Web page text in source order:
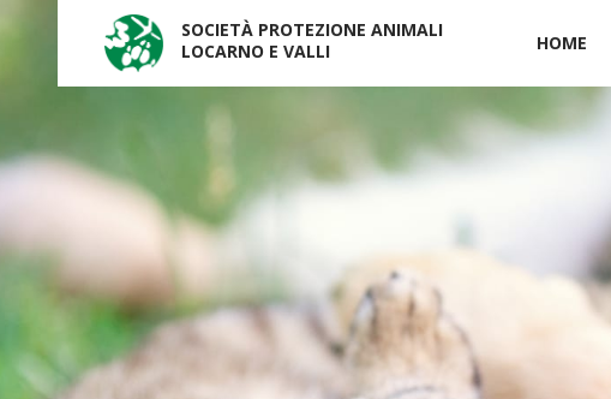
SOCIETÀ PROTEZIONE ANIMALI
LOCARNO E VALLI
HOME